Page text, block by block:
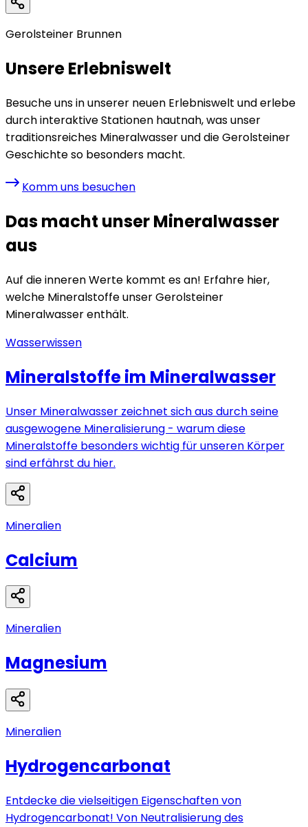
Gerolsteiner Brunnen
Unsere Erlebniswelt
Besuche uns in unserer neuen Erlebniswelt und erlebe
durch interaktive Stationen hautnah, was unser
traditionsreiches Mineralwasser und die Gerolsteiner
Geschichte so besonders macht.
Komm uns besuchen
Das macht unser Mineralwasser
aus
Auf die inneren Werte kommt es an! Erfahre hier,
welche Mineralstoffe unser Gerolsteiner
Mineralwasser enthält.
Wasserwissen
Mineralstoffe im Mineralwasser
Unser Mineralwasser zeichnet sich aus durch seine
ausgewogene Mineralisierung - warum diese
Mineralstoffe besonders wichtig für unseren Körper
sind erfährst du hier.
Mineralien
Calcium
Mineralien
Magnesium
Mineralien
Hydrogencarbonat
Entdecke die vielseitigen Eigenschaften von
Hydrogencarbonat! Von Neutralisierung des